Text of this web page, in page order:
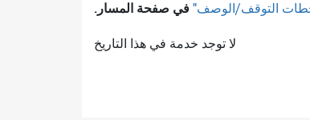
التوقف/الوصف" في صفحة المسار.
لا توجد خدمة في هذا التاريخ